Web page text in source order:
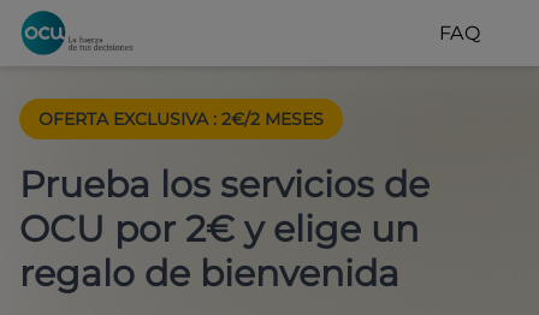
FAQ
OFERTA EXCLUSIVA : 2€/2 MESES
Prueba los servicios de
OCU por 2€ y elige un
regalo de bienvenida